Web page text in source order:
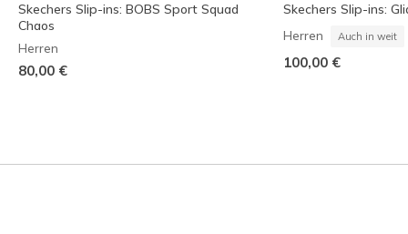
Skechers Slip-ins: BOBS Sport Squad
Chaos
Herren
80,00 €
Skechers Slip-ins:
Herren Auch in weit
100,00 €